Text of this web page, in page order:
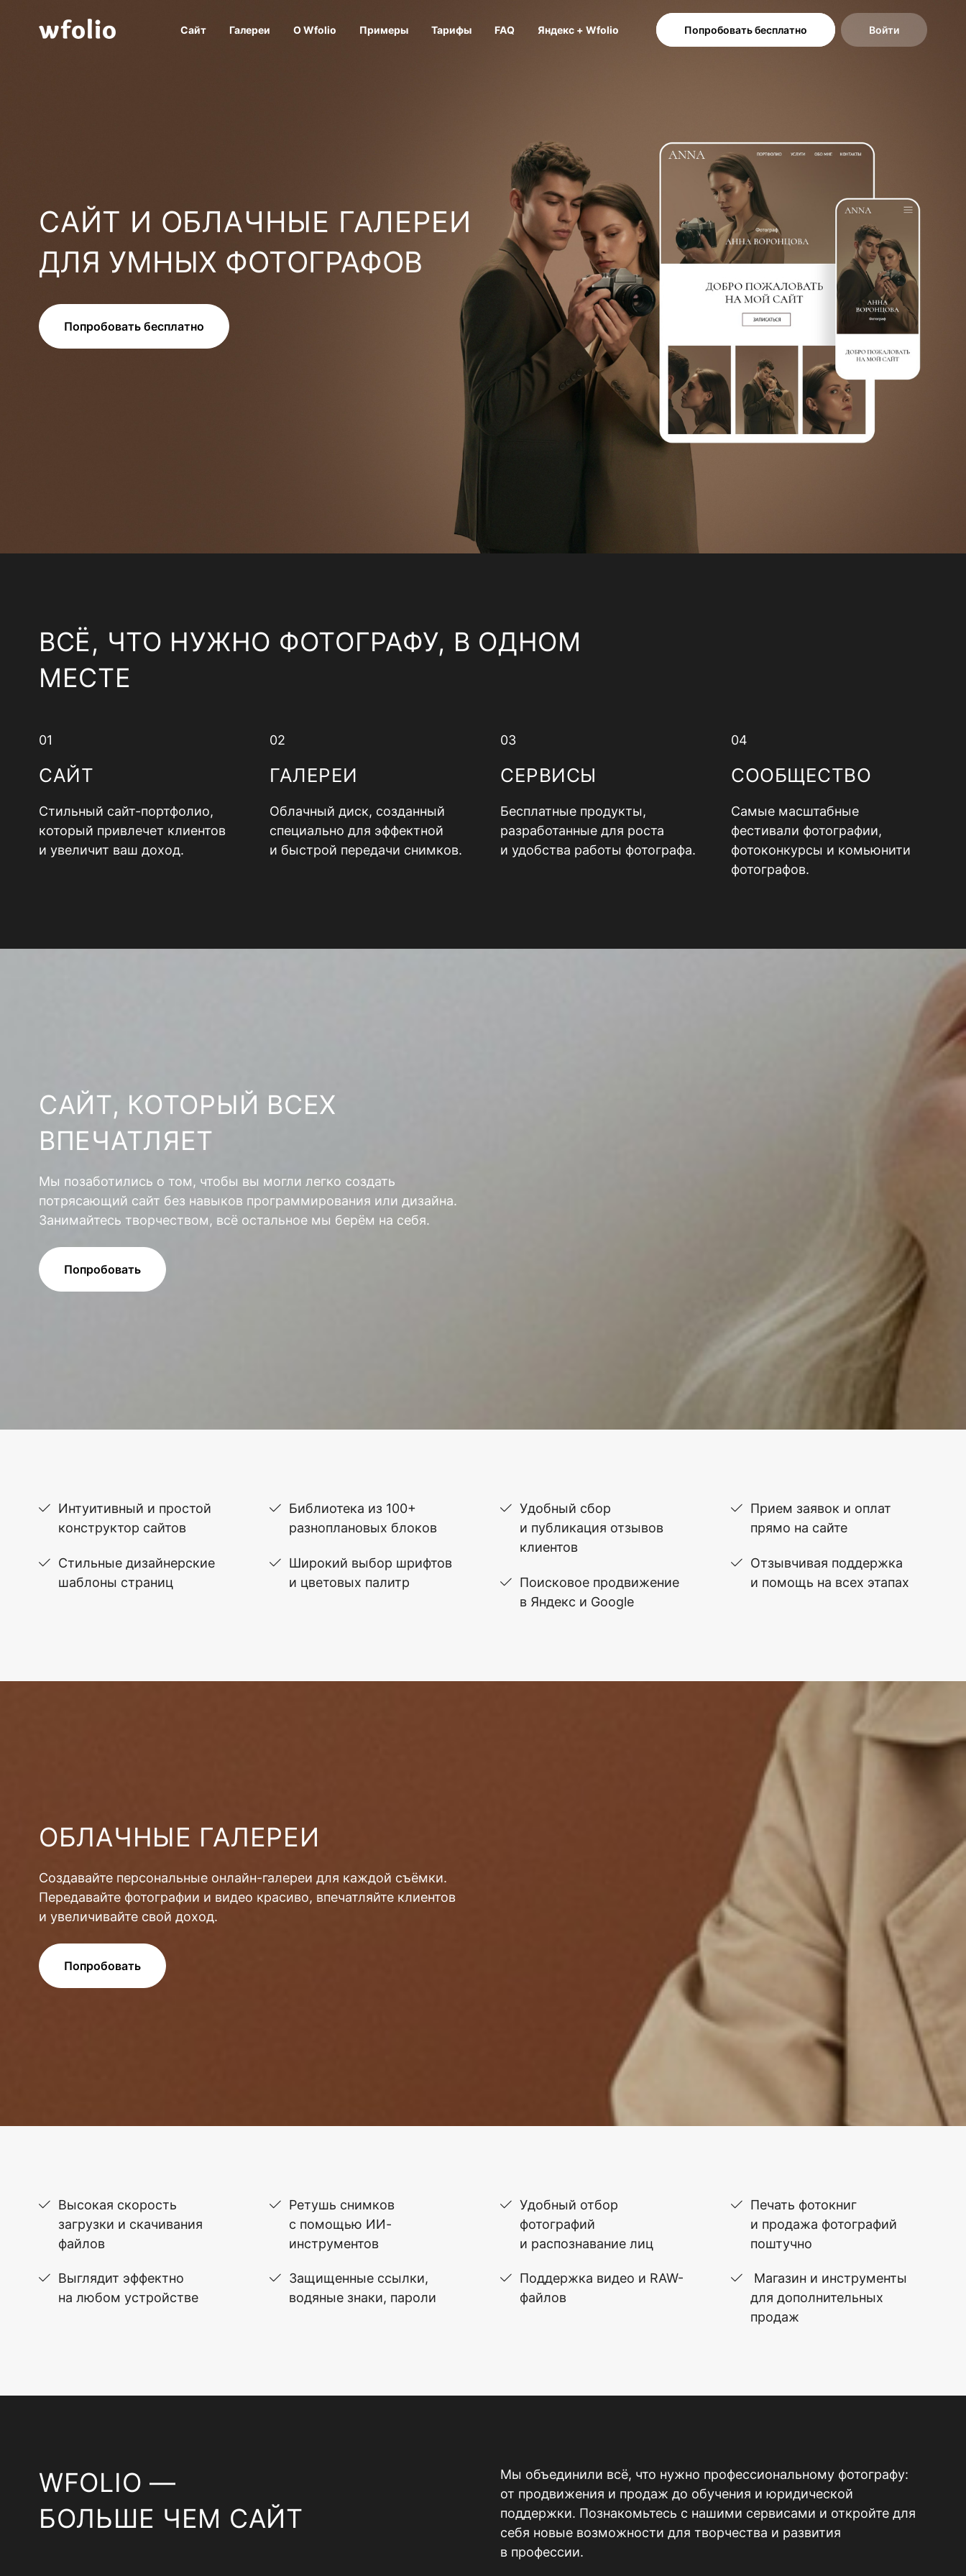
Сайт Галереи О Wfolio Примеры Тарифы FAQ Яндекс + Wfolio Попробовать бесплатно Войти
САЙТ И ОБЛАЧНЫЕ ГАЛЕРЕИ
ДЛЯ УМНЫХ ФОТОГРАФОВ
Попробовать бесплатно
ВСЁ, ЧТО НУЖНО ФОТОГРАФУ, В ОДНОМ
МЕСТЕ
01
САЙТ
Стильный сайт-портфолио,
который привлечет клиентов
и увеличит ваш доход.
02
ГАЛЕРЕИ
Облачный диск, созданный
специально для эффектной
и быстрой передачи снимков.
03
СЕРВИСЫ
Бесплатные продукты,
разработанные для роста
и удобства работы фотографа.
04
СООБЩЕСТВО
Самые масштабные
фестивали фотографии,
фотоконкурсы и комьюнити
фотографов.
САЙТ, КОТОРЫЙ ВСЕХ
ВПЕЧАТЛЯЕТ
Мы позаботились о том, чтобы вы могли легко создать
потрясающий сайт без навыков программирования или дизайна.
Занимайтесь творчеством, всё остальное мы берём на себя.
Попробовать
Интуитивный и простой
конструктор сайтов
Стильные дизайнерские
шаблоны страниц
Библиотека из 100+
разноплановых блоков
Широкий выбор шрифтов
и цветовых палитр
Удобный сбор
и публикация отзывов
клиентов
Поисковое продвижение
в Яндекс и Google
Прием заявок и оплат
прямо на сайте
Отзывчивая поддержка
и помощь на всех этапах
ОБЛАЧНЫЕ ГАЛЕРЕИ
Создавайте персональные онлайн-галереи для каждой съёмки.
Передавайте фотографии и видео красиво, впечатляйте клиентов
и увеличивайте свой доход.
Попробовать
Высокая скорость
загрузки и скачивания
файлов
Выглядит эффектно
на любом устройстве
Ретушь снимков
с помощью ИИ-
инструментов
Защищенные ссылки,
водяные знаки, пароли
Удобный отбор
фотографий
и распознавание лиц
Поддержка видео и RAW-
файлов
Печать фотокниг
и продажа фотографий
поштучно
Магазин и инструменты
для дополнительных
продаж
WFOLIO —
БОЛЬШЕ ЧЕМ САЙТ
Мы объединили всё, что нужно профессиональному фотографу:
от продвижения и продаж до обучения и юридической
поддержки. Познакомьтесь с нашими сервисами и откройте для
себя новые возможности для творчества и развития
в профессии.